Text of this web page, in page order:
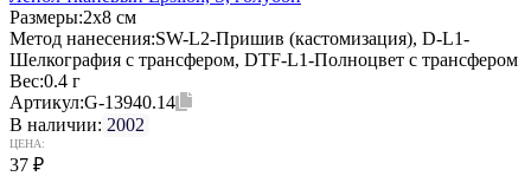
Размеры:2х8 см
Метод нанесения:SW-L2-Пришив (кастомизация), D-L1-
Шелкография с трансфером, DTF-L1-Полноцвет с трансфером
Вес:0.4 г
Артикул:G-13940.14
В наличии: 2002
ЦЕНА:
37 ₽